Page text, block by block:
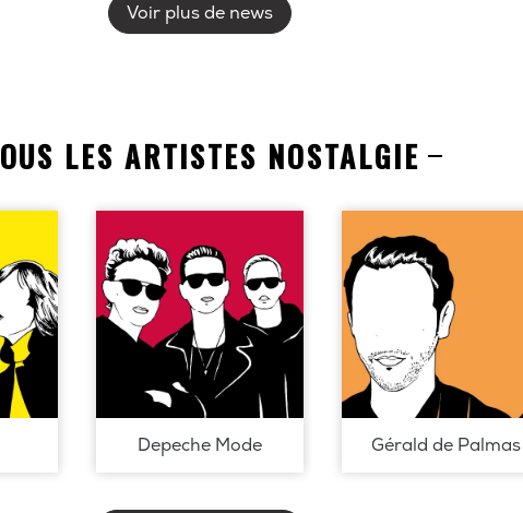
Voir plus de news
LES ARTISTES NOSTALGIE
Depeche Mode Gérald de Palmas